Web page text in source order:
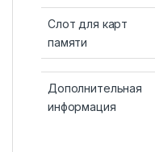
Слот для карт
памяти
Дополнительная
информация